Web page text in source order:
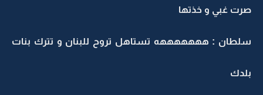
صرت غبي و خذتها
سلطان : هههههههه تستاهل تروح للبنان و تترك بنات
بلدك